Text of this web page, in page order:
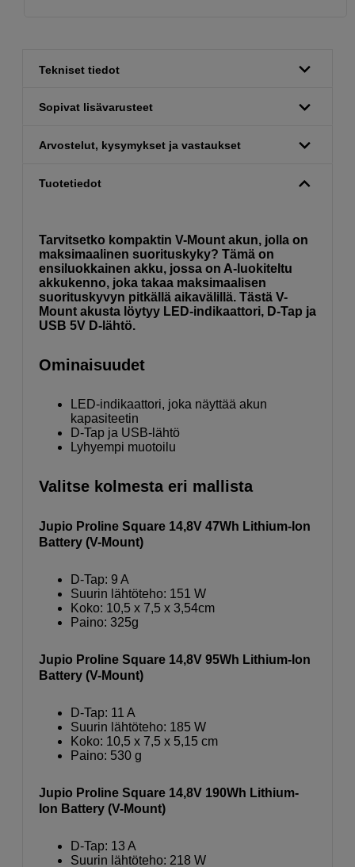
Tekniset tiedot
Sopivat lisävarusteet
Arvostelut, kysymykset ja vastaukset
Tuotetiedot
Tarvitsetko kompaktin V-Mount akun, jolla on
maksimaalinen suorituskyky? Tämä on
ensiluokkainen akku, jossa on A-luokiteltu
akkukenno, joka takaa maksimaalisen
suorituskyvyn pitkällä aikavälillä. Tästä V-
Mount akusta löytyy LED-indikaattori, D-Tap ja
USB 5V D-lähtö.
Ominaisuudet
LED-indikaattori, joka näyttää akun
kapasiteetin
D-Tap ja USB-lähtö
Lyhyempi muotoilu
Valitse kolmesta eri mallista
Jupio Proline Square 14,8V 47Wh Lithium-Ion
Battery (V-Mount)
D-Tap: 9 A
Suurin lähtöteho: 151 W
Koko: 10,5 x 7,5 x 3,54cm
Paino: 325g
Jupio Proline Square 14,8V 95Wh Lithium-Ion
Battery (V-Mount)
D-Tap: 11 A
Suurin lähtöteho: 185 W
Koko: 10,5 x 7,5 x 5,15 cm
Paino: 530 g
Jupio Proline Square 14,8V 190Wh Lithium-
Ion Battery (V-Mount)
D-Tap: 13 A
Suurin lähtöteho: 218 W